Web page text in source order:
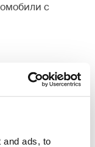
and ads, to
с